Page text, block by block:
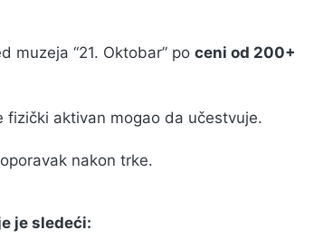
muzeja “21. Oktobar” po ceni od 200+
fizički aktivan mogao da učestvuje.
nakon trke.
je sledeći: